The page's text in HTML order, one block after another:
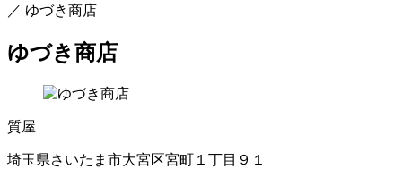
／ ゆづき商店
ゆづき商店
質屋
埼玉県さいたま市大宮区宮町１丁目９１